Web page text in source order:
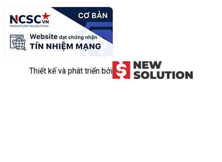
Thiết kế và phát triển bởi